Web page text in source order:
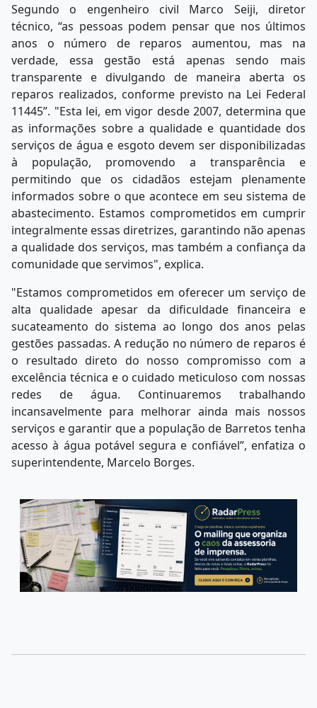
Segundo o engenheiro civil Marco Seiji, diretor
técnico, “as pessoas podem pensar que nos últimos
anos o número de reparos aumentou, mas na
verdade, essa gestão está apenas sendo mais
transparente e divulgando de maneira aberta os
reparos realizados, conforme previsto na Lei Federal
11445”. "Esta lei, em vigor desde 2007, determina que
as informações sobre a qualidade e quantidade dos
serviços de água e esgoto devem ser disponibilizadas
à população, promovendo a transparência e
permitindo que os cidadãos estejam plenamente
informados sobre o que acontece em seu sistema de
abastecimento. Estamos comprometidos em cumprir
integralmente essas diretrizes, garantindo não apenas
a qualidade dos serviços, mas também a confiança da
comunidade que servimos", explica.
"Estamos comprometidos em oferecer um serviço de
alta qualidade apesar da dificuldade financeira e
sucateamento do sistema ao longo dos anos pelas
gestões passadas. A redução no número de reparos é
o resultado direto do nosso compromisso com a
excelência técnica e o cuidado meticuloso com nossas
redes de água. Continuaremos trabalhando
incansavelmente para melhorar ainda mais nossos
serviços e garantir que a população de Barretos tenha
acesso à água potável segura e confiável”, enfatiza o
superintendente, Marcelo Borges.